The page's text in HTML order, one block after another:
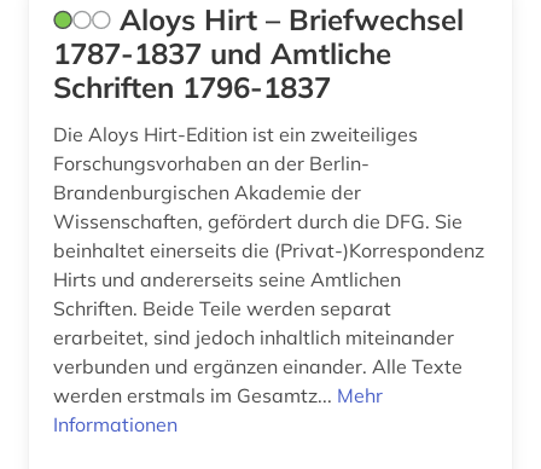
chemie (46)
china (1)
christentum (1)
christliche kunst (3)
computersicherheit (1)
corbusier (1)
coworking (1)
dachbegrünung (1)
Aloys Hirt – Briefwechsel
1787-1837 und Amtliche
Schriften 1796-1837
Die Aloys Hirt-Edition ist ein zweiteiliges
Forschungsvorhaben an der Berlin-
Brandenburgischen Akademie der
Wissenschaften, gefördert durch die DFG. Sie
beinhaltet einerseits die (Privat-)Korrespondenz
Hirts und andererseits seine Amtlichen
Schriften. Beide Teile werden separat
erarbeitet, sind jedoch inhaltlich miteinander
verbunden und ergänzen einander. Alle Texte
werden erstmals im Gesamtz... Mehr
Informationen